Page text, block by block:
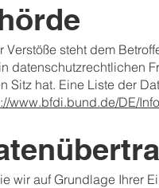
Verstöße steht dem
datenschutzrechtlichen
Sitz hat. Eine Liste der
www.bfdi.bund.de/DE/
wir auf Grundlage Ihrer